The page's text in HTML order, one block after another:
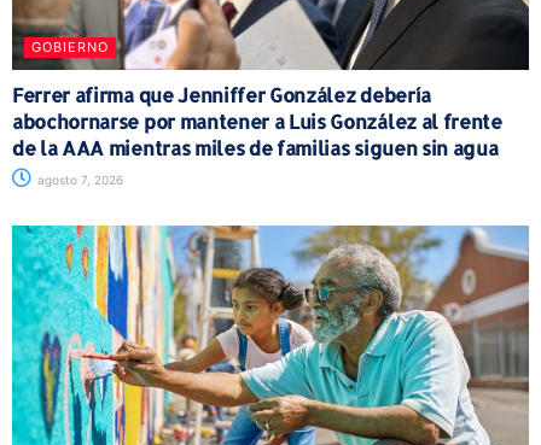
GOBIERNO
Ferrer afirma que Jenniffer González debería
abochornarse por mantener a Luis González al frente
de la AAA mientras miles de familias siguen sin agua
agosto 7, 2026